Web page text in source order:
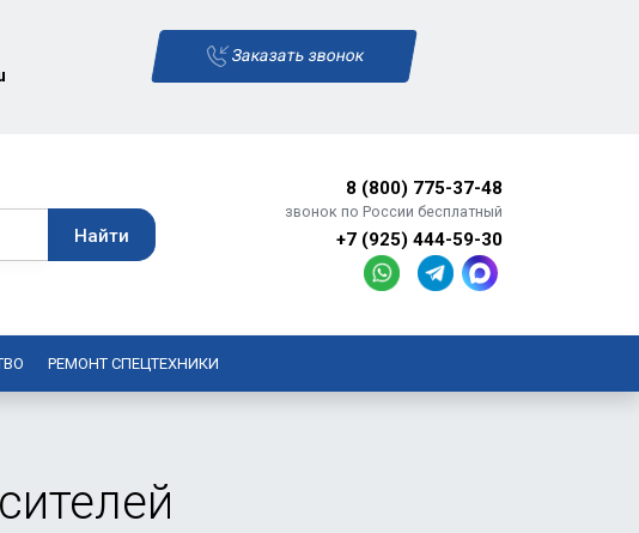
Заказать звонок
8 (800) 775-37-48
звонок по России бесплатный
+7 (925) 444-59-30
РЕМОНТ СПЕЦТЕХНИКИ